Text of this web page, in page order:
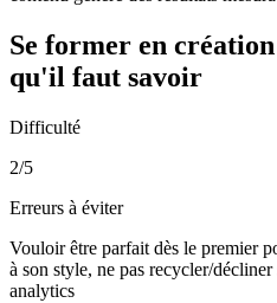
Se former en
qu'il faut savoir
Difficulté
2/5
Erreurs à éviter
Vouloir être parfait dès le premier
à son style, ne pas recycler/
analytics